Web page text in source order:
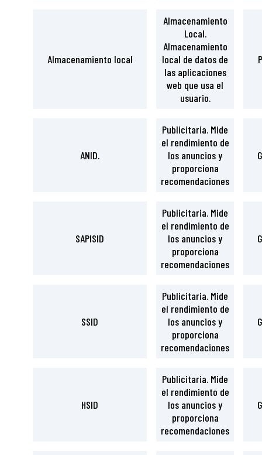
Almacenamiento local
Almacenamiento
Local.
Almacenamiento
local de datos de
las aplicaciones
web que usa el
usuario.
ANID.
Publicitaria. Mide
el rendimiento de
los anuncios y
proporciona
recomendaciones
SAPISID
Publicitaria. Mide
el rendimiento de
los anuncios y
proporciona
recomendaciones
SSID
Publicitaria. Mide
el rendimiento de
los anuncios y
proporciona
recomendaciones
HSID
Publicitaria. Mide
el rendimiento de
los anuncios y
proporciona
recomendaciones